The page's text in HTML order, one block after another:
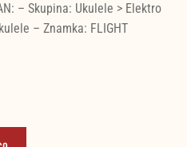
– Skupina: Ukulele > Elektro
– Znamka: FLIGHT